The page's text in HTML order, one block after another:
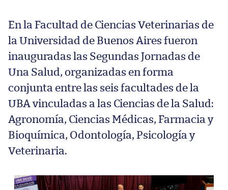
En la Facultad de Ciencias Veterinarias de
la Universidad de Buenos Aires fueron
inauguradas las Segundas Jornadas de
Una Salud, organizadas en forma
conjunta entre las seis facultades de la
UBA vinculadas a las Ciencias de la Salud:
Agronomía, Ciencias Médicas, Farmacia y
Bioquímica, Odontología, Psicología y
Veterinaria.